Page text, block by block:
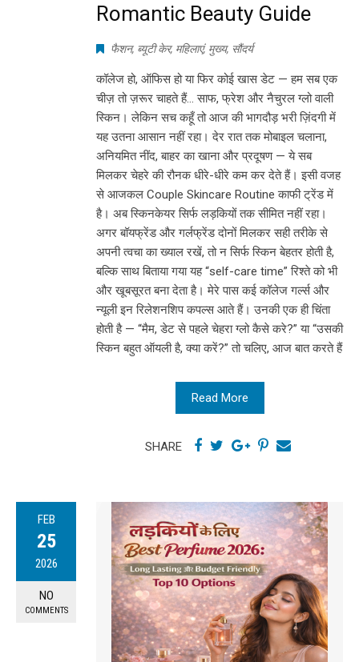
Romantic Beauty Guide
फैशन, ब्यूटी केर, महिलाएं, मुख्य, सौंदर्य
कॉलेज हो, ऑफिस हो या फिर कोई खास डेट — हम सब एक
चीज़ तो ज़रूर चाहते हैं… साफ, फ्रेश और नैचुरल ग्लो वाली
स्किन। लेकिन सच कहूँ तो आज की भागदौड़ भरी ज़िंदगी में
यह उतना आसान नहीं रहा। देर रात तक मोबाइल चलाना,
अनियमित नींद, बाहर का खाना और प्रदूषण — ये सब
मिलकर चेहरे की रौनक धीरे-धीरे कम कर देते हैं। इसी वजह
से आजकल Couple Skincare Routine काफी ट्रेंड में
है। अब स्किनकेयर सिर्फ लड़कियों तक सीमित नहीं रहा।
अगर बॉयफ्रेंड और गर्लफ्रेंड दोनों मिलकर सही तरीके से
अपनी त्वचा का ख्याल रखें, तो न सिर्फ स्किन बेहतर होती है,
बल्कि साथ बिताया गया यह “self-care time” रिश्ते को भी
और खूबसूरत बना देता है। मेरे पास कई कॉलेज गर्ल्स और
न्यूली इन रिलेशनशिप कपल्स आते हैं। उनकी एक ही चिंता
होती है — “मैम, डेट से पहले चेहरा ग्लो कैसे करे?” या “उसकी
स्किन बहुत ऑयली है, क्या करें?” तो चलिए, आज बात करते हैं
Read More
SHARE
FEB
25
2026
NO
COMMENTS